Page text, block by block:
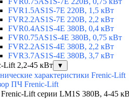
FVR1.5AS1S-7E 220В, 1,5 кВт
FVR2.2AS1S-7E 220В, 2,2 кВт
FVR0.4AS1S-4E 380В, 0,4 кВт
FVR0.75AS1S-4E 380В, 0,75 кВт
FVR2.2AS1S-4E 380В, 2,2 кВт
FVR3.7AS1S-4E 380В, 3,7 кВт
Lift 2,2-45 кВт
▼
характеристики Frenic-Lift
ПЧ Frenic-Lift
Lift серии LM1S 380В, 4-45